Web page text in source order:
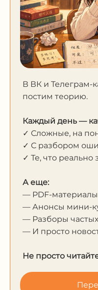
В ВК и Телеграм-
постим теорию.
Каждый день —
✓ Сложные, на
✓ С разбором
✓ Те, что
А еще:
— PDF-
— Анонсы мини-
— Разборы
— И просто
Не просто